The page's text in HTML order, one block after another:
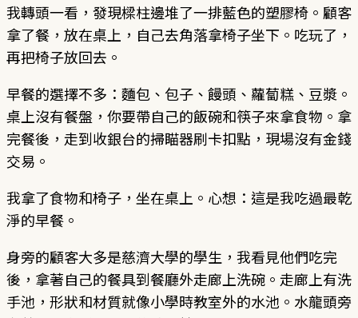
我轉頭一看，發現樑柱邊堆了一排藍色的塑膠椅。顧客
拿了餐，放在桌上，自己去角落拿椅子坐下。吃玩了，
再把椅子放回去。
早餐的選擇不多：麵包、包子、饅頭、蘿蔔糕、豆漿。
桌上沒有餐盤，你要帶自己的飯碗和筷子來拿食物。拿
完餐後，走到收銀台的掃瞄器刷卡扣點，現場沒有金錢
交易。
我拿了食物和椅子，坐在桌上。心想：這是我吃過最乾
淨的早餐。
身旁的顧客大多是慈濟大學的學生，我看見他們吃完
後，拿著自己的餐具到餐廳外走廊上洗碗。走廊上有洗
手池，形狀和材質就像小學時教室外的水池。水龍頭旁